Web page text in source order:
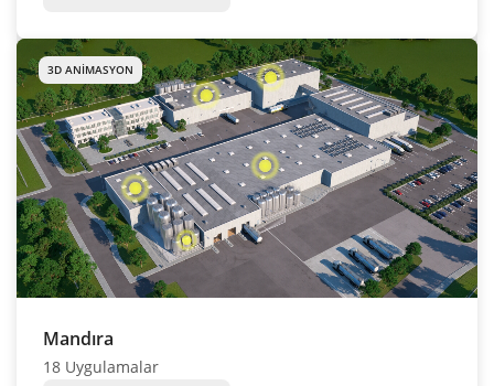
3D ANIMASYON
Mandıra
18 Uygulamalar